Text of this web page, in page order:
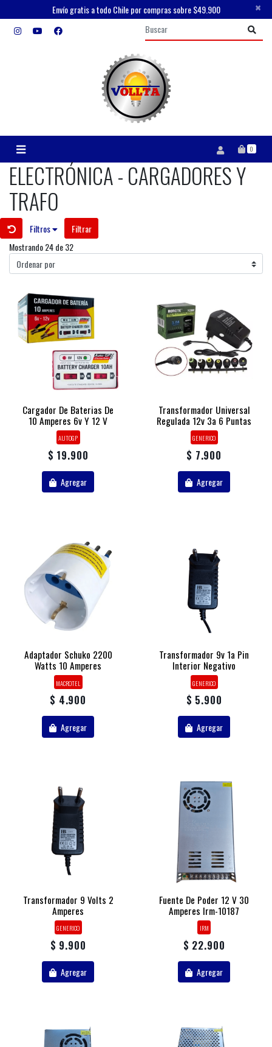
Envío gratis a todo Chile por compras sobre $49.900 ×
0
ELECTRÓNICA - CARGADORES Y
TRAFO
Filtros
Filtrar
Mostrando 24 de 32
Cargador De Baterias De
10 Amperes 6v Y 12 V
AUTOGP
$ 19.900
Agregar
Transformador Universal
Regulada 12v 3a 6 Puntas
GENERICO
$ 7.900
Agregar
Adaptador Schuko 2200
Watts 10 Amperes
MACROTEL
$ 4.900
Agregar
Transformador 9v 1a Pin
Interior Negativo
GENERICO
$ 5.900
Agregar
Transformador 9 Volts 2
Amperes
GENERICO
$ 9.900
Agregar
Fuente De Poder 12 V 30
Amperes Irm-10187
IRM
$ 22.900
Agregar